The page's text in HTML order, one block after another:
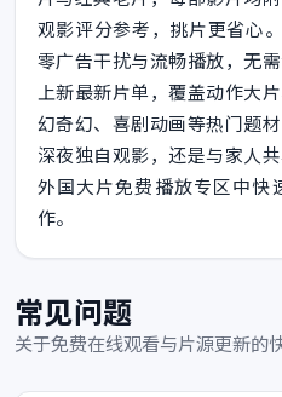
观影评分参考，挑片更省心
零广告干扰与流畅播放，无
上新最新片单，覆盖动作大
幻奇幻、喜剧动画等热门题
深夜独自观影，还是与家人
外国大片免费播放专区中快
作。
常见问题
关于免费在线观看与片源更新的